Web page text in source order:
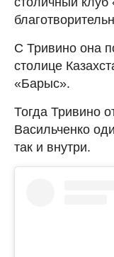
С Тривино она
столице
«Барыс».
Тогда Тривино
Васильченко
так и внутри.